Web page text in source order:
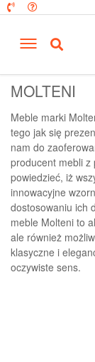
MOLTENI
Meble marki
tego jak się
nam do
producent mebli z
powiedzieć, iż
innowacyjne
dostosowaniu ich
meble Molteni to
ale również
klasyczne i
oczywiste sens.